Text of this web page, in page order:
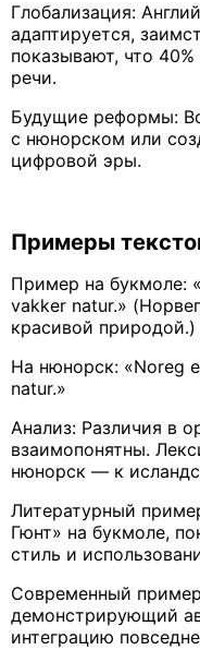
Глобализация:
адаптируется,
показывают, что
речи.
Будущие реформы:
с нюнорском или
цифровой эры.
Примеры
Пример на букмоле:
vakker natur.»
красивой природой.)
На нюнорск: «Noreg
natur.»
Анализ: Различия в
взаимопонятны.
нюнорск — к
Литературный
Гюнт» на букмоле,
стиль и
Современный
демонстрирующий
интеграцию